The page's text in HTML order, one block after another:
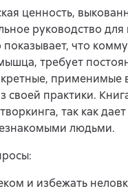
ценность,
руководство
что
требует
применимые
своей практики.
так как
людьми.
и избежать